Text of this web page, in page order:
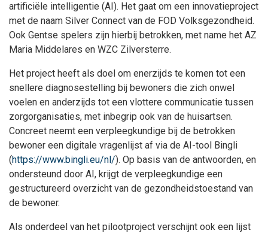
artificiële intelligentie (AI). Het gaat om een innovatieproject
met de naam Silver Connect van de FOD Volksgezondheid.
Ook Gentse spelers zijn hierbij betrokken, met name het AZ
Maria Middelares en WZC Zilversterre.
Het project heeft als doel om enerzijds te komen tot een
snellere diagnosestelling bij bewoners die zich onwel
voelen en anderzijds tot een vlottere communicatie tussen
zorgorganisaties, met inbegrip ook van de huisartsen.
Concreet neemt een verpleegkundige bij de betrokken
bewoner een digitale vragenlijst af via de AI-tool Bingli
(https://www.bingli.eu/nl/). Op basis van de antwoorden, en
ondersteund door AI, krijgt de verpleegkundige een
gestructureerd overzicht van de gezondheidstoestand van
de bewoner.
Als onderdeel van het pilootproject verschijnt ook een lijst